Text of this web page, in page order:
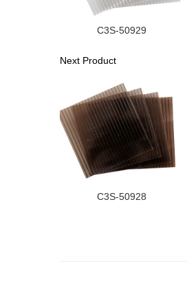
C3S-50929
Next Product
C3S-50928